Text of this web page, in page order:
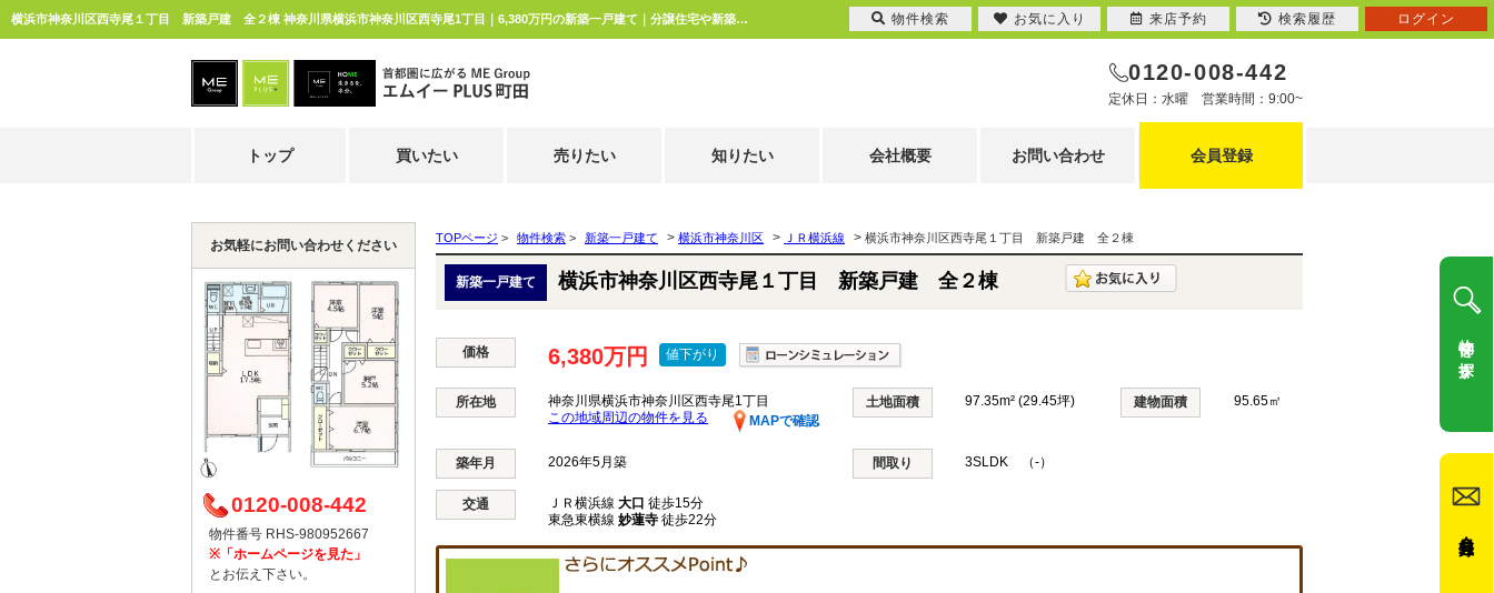
横浜市神奈川区西寺尾１丁目 新築戸建 全２棟 神奈川県横浜市神奈川区西寺尾1丁目｜6,380万円の新築一戸建て｜分譲住宅や新築物件｜エムイーPLUS町田
0120-008-442
定休日：水曜 営業時間：9:00~
トップ 買いたい 売りたい 知りたい 会社概要 お問い合わせ 会員登録
TOPページ > 物件検索 > 新築一戸建て > 横浜市神奈川区 > ＪＲ横浜線 > 横浜市神奈川区西寺尾１丁目 新築戸建 全２棟
新築一戸建て 横浜市神奈川区西寺尾１丁目 新築戸建 全２棟
価格 6,380万円 値下がり
所在地
神奈川県横浜市神奈川区西寺尾1丁目
MAPで確認
この地域周辺の物件を見る
土地面積 97.35m² (29.45坪) 建物面積 95.65㎡
築年月 2026年5月築 間取り 3SLDK （-）
交通 ＪＲ横浜線 大口 徒歩15分
東急東横線 妙蓮寺 徒歩22分
お気軽にお問い合わせください
0120-008-442
物件番号 RHS-980952667
※「ホームページを見た」
とお伝え下さい。
物件検索 お気に入り 来店予約 検索履歴 ログイン
物件を探す